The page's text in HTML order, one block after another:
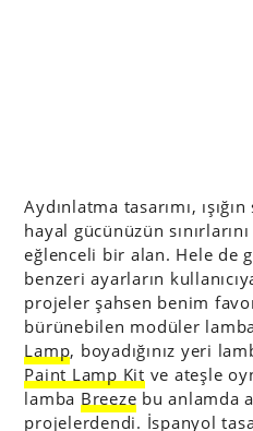
Aydınlatma tasarımı,
hayal gücünüzün
eğlenceli bir alan. Hele de
benzeri ayarların
projeler şahsen benim
bürünebilen modüler lamba
Lamp, boyadığınız yeri
Paint Lamp Kit ve ateşle
lamba Breeze bu anlamda
projelerdendi. İspanyol